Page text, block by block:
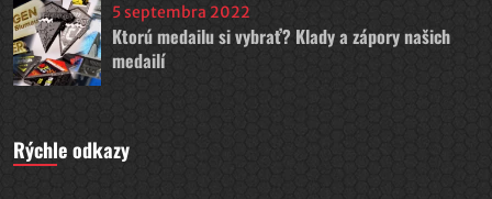
5 septembra 2022
Ktorú medailu si vybrať? Klady a zápory našich
medailí
Rýchle odkazy